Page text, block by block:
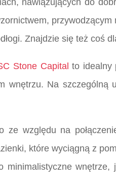
nawiązujących do
Znajdzie się też coś
Stone Capital to idealny
Na szczególną
względu na
które wyciągną z
minimalistyczne